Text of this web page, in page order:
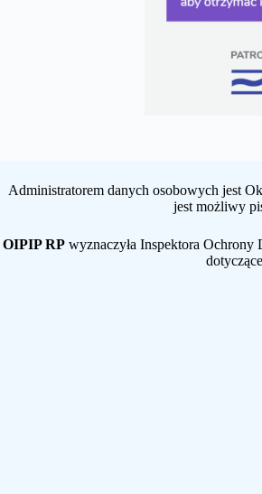
Administratorem danych osobowych jest
jest możliwy
OIPIP RP wyznaczyła Inspektora